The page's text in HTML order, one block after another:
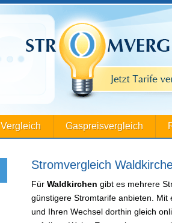
Vergleich Gaspreisvergleich
Stromvergleich
Für Waldkirchen gibt es mehrere
günstigere Stromtarife anbieten.
und Ihren Wechsel dorthin gleich